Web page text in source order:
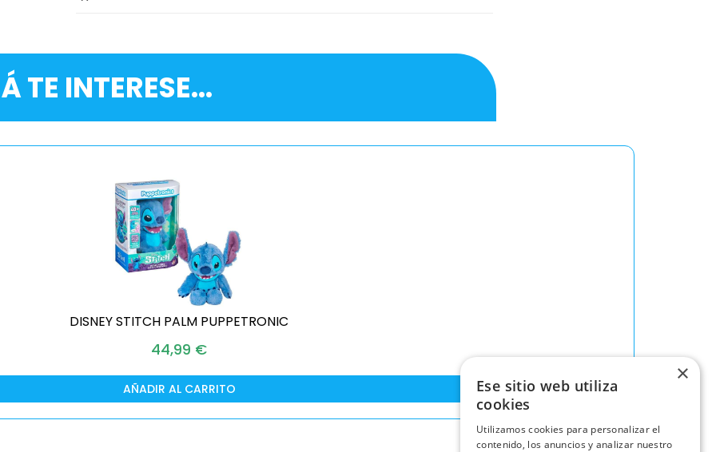
TE INTERESE...
DISNEY STITCH PALM PUPPETRONIC
44,99 €
AÑADIR AL CARRITO
×
Ese sitio web utiliza
cookies
Utilizamos cookies para personalizar el
contenido, los anuncios y analizar nuestro